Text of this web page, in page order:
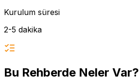
Kurulum süresi
2-5 dakika
Bu Rehberde Neler Var?